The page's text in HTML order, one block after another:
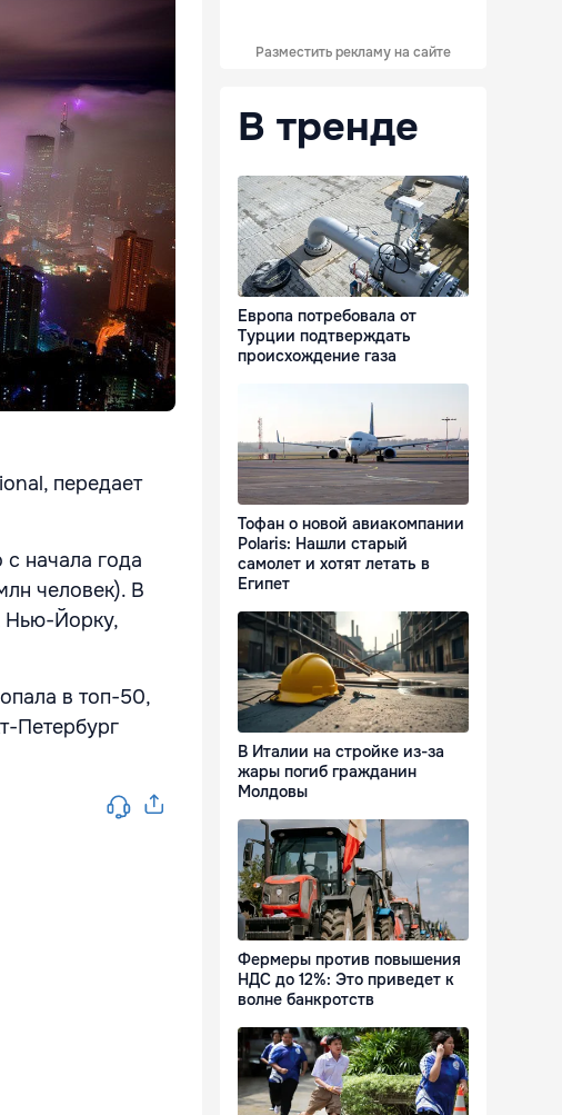
передает
начала года
человек). В
Нью-Йорку,
в топ-50,
Петербург
Разместить рекламу на сайте
В тренде
Европа потребовала от
Турции подтверждать
происхождение газа
Тофан о новой авиакомпании
Polaris: Нашли старый
самолет и хотят летать в
Египет
В Италии на стройке из-за
жары погиб гражданин
Молдовы
Фермеры против повышения
НДС до 12%: Это приведет к
волне банкротств